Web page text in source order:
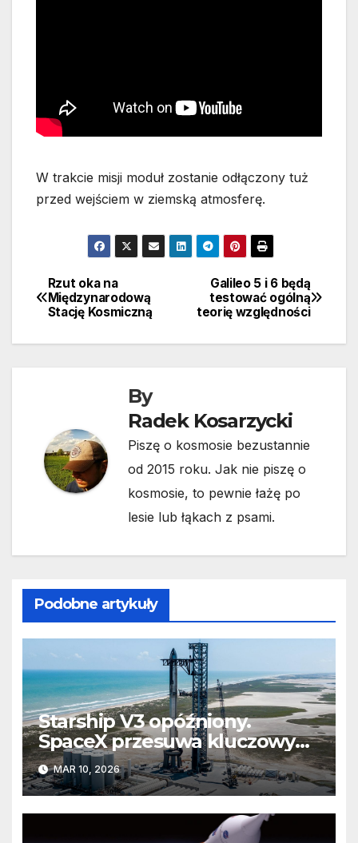
W trakcie misji moduł zostanie odłączony tuż
przed wejściem w ziemską atmosferę.
Nawigacja
wpisu
Galileo 5 i 6 będą
testować ogólną
teorię względności
Rzut oka na
Międzynarodową
Stację Kosmiczną
By
Radek Kosarzycki
Piszę o kosmosie bezustannie
od 2015 roku. Jak nie piszę o
kosmosie, to pewnie łażę po
lesie lub łąkach z psami.
Podobne artykuły
Starship V3 opóźniony.
SpaceX przesuwa kluczowy
lotMAR 10, 2026